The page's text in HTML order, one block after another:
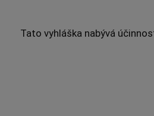
Tato vyhláška nabývá